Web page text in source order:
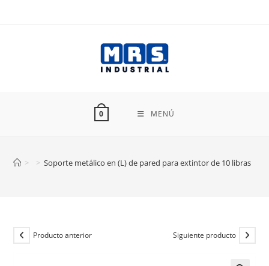
0 MENÚ
> > Soporte metálico en (L) de pared para extintor de 10 libras
Producto anterior Siguiente producto